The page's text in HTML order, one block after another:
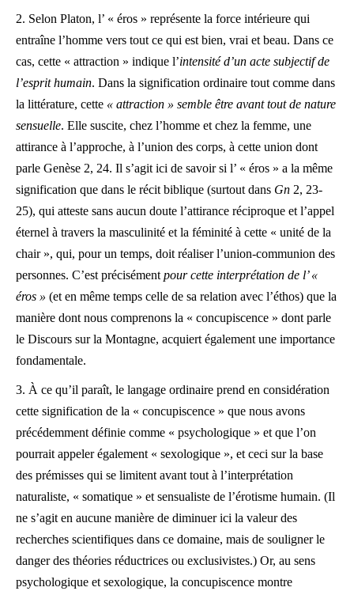
2. Selon Platon, l’ « éros » représente la force intérieure qui
entraîne l’homme vers tout ce qui est bien, vrai et beau. Dans ce
cas, cette « attraction » indique l’intensité d’un acte subjectif de
l’esprit humain. Dans la signification ordinaire tout comme dans
la littérature, cette « attraction » semble être avant tout de nature
sensuelle. Elle suscite, chez l’homme et chez la femme, une
attirance à l’approche, à l’union des corps, à cette union dont
parle Genèse 2, 24. Il s’agit ici de savoir si l’ « éros » a la même
signification que dans le récit biblique (surtout dans Gn 2, 23-
25), qui atteste sans aucun doute l’attirance réciproque et l’appel
éternel à travers la masculinité et la féminité à cette « unité de la
chair », qui, pour un temps, doit réaliser l’union-communion des
personnes. C’est précisément pour cette interprétation de l’ «
éros » (et en même temps celle de sa relation avec l’éthos) que la
manière dont nous comprenons la « concupiscence » dont parle
le Discours sur la Montagne, acquiert également une importance
fondamentale.
3. À ce qu’il paraît, le langage ordinaire prend en considération
cette signification de la « concupiscence » que nous avons
précédemment définie comme « psychologique » et que l’on
pourrait appeler également « sexologique », et ceci sur la base
des prémisses qui se limitent avant tout à l’interprétation
naturaliste, « somatique » et sensualiste de l’érotisme humain. (Il
ne s’agit en aucune manière de diminuer ici la valeur des
recherches scientifiques dans ce domaine, mais de souligner le
danger des théories réductrices ou exclusivistes.) Or, au sens
psychologique et sexologique, la concupiscence montre